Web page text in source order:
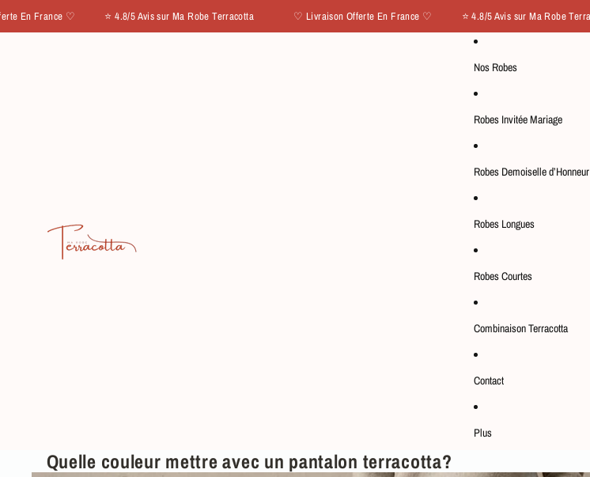
France ♡ ⭐ 4.8/5 Avis sur Ma Robe Terracotta ♡ Livraison Offerte En France ♡ ⭐ 4.8/5 Avis sur Ma Robe Terracotta
Nos Robes
Robes Invitée Mariage
Robes Demoiselle d’Honneur
Robes Longues
Robes Courtes
Combinaison Terracotta
Contact
Plus
Quelle couleur mettre avec un pantalon terracotta?